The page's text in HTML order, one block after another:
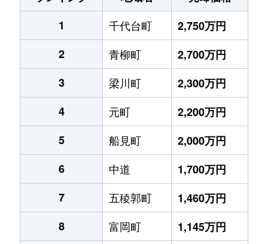
1
千代台町
2,750万円
2
青柳町
2,700万円
3
梁川町
2,300万円
4
元町
2,200万円
5
船見町
2,000万円
6
中道
1,700万円
7
五稜郭町
1,460万円
8
富岡町
1,145万円